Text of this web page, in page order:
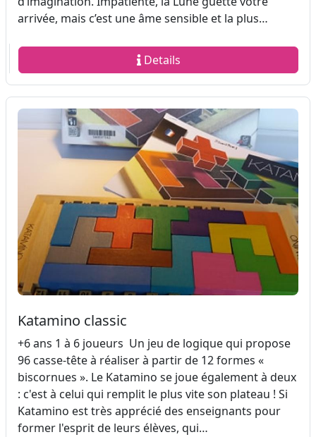
arrivée, mais c’est une âme sensible et la plus…
Details
Katamino classic
+6 ans 1 à 6 joueurs Un jeu de logique qui propose
96 casse-tête à réaliser à partir de 12 formes «
biscornues ». Le Katamino se joue également à deux
: c'est à celui qui remplit le plus vite son plateau ! Si
Katamino est très apprécié des enseignants pour
former l'esprit de leurs élèves, qui…